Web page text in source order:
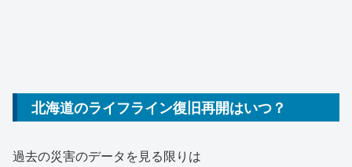
北海道のライフライン復旧再開はいつ？
過去の災害のデータを見る限りは